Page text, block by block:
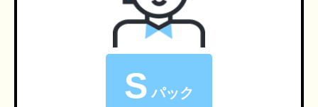
S パック